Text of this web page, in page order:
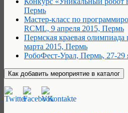
Пермь
Мастер-класс по
RCML, 9 апреля 2015, Пермь
Пермская краевая олимпиада
марта 2015, Пермь
РобоФест-Урал, Пермь, 27-29